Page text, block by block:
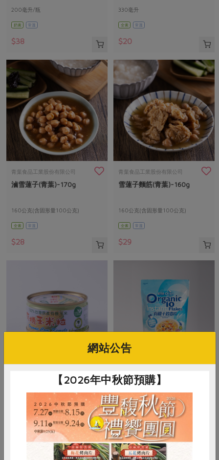
200毫升/瓶
奶素 常溫
$38
330毫升
全素 常溫
$20
青葉食品工業股份有限公司
滷雪蓮子(青葉)-170g
160公克(含固形量100公克)
全素 常溫
$28
青葉食品工業股份有限公司
雪蓮子麵筋(青葉)-160g
160公克(含固形量100公克)
全素 常溫
$29
有機玉米粒(青葉)-120g
120公克(含固形量70公克)
常溫
歐特有機十穀麥片
500公克
全素 常溫
$160
網站公告
【2026年中秋節預購】